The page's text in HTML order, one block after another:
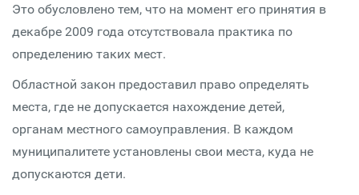
Это обусловлено тем, что на момент его принятия в
декабре 2009 года отсутствовала практика по
определению таких мест.
Областной закон предоставил право определять
места, где не допускается нахождение детей,
органам местного самоуправления. В каждом
муниципалитете установлены свои места, куда не
допускаются дети.